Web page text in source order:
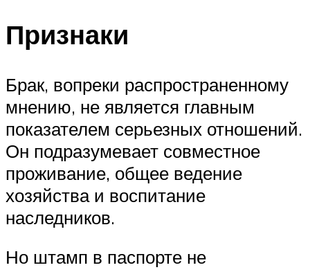
Признаки
Брак, вопреки распространенному
мнению, не является главным
показателем серьезных отношений.
Он подразумевает совместное
проживание, общее ведение
хозяйства и воспитание
наследников.
Но штамп в паспорте не